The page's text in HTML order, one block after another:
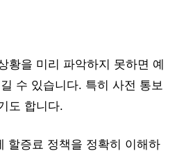
황을 미리 파악하지 못하면 예
수 있습니다. 특히 사전 통보
도 합니다.
할증료 정책을 정확히 이해하